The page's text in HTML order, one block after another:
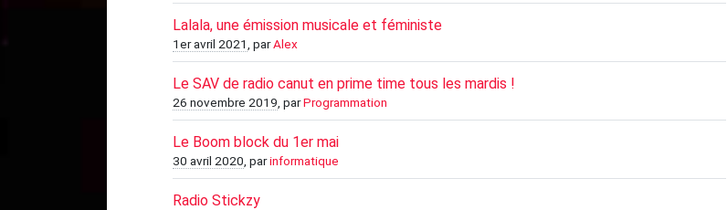
Lalala, une émission musicale et féministe
1er avril 2021 , parAlex
Le SAV de radio canut en prime time tous les mardis !
26 novembre 2019 , parProgrammation
Le Boom block du 1er mai
30 avril 2020 , parinformatique
Radio Stickzy